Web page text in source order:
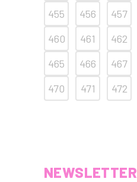
455 456 457
460
461 462
465
466 467
470
471 472
NEWSLETTER